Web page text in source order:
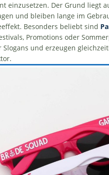
einzusetzen. Der Grund liegt
und bleiben lange im
Besonders beliebt sind
Promotions oder
Slogans und erzeugen